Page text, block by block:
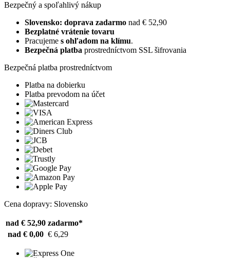
Bezpečný a spoľahlivý nákup
Slovensko: doprava zadarmo nad € 52,90
Bezplatné vrátenie tovaru
Pracujeme s ohľadom na klímu.
Bezpečná platba prostredníctvom SSL šifrovania
Bezpečná platba prostredníctvom
Platba na dobierku
Platba prevodom na účet
Cena dopravy: Slovensko
nad € 52,90 zadarmo*
nad € 0,00 € 6,29